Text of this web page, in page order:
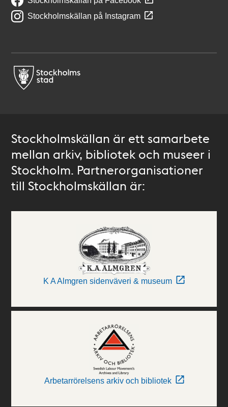
Stockholmskällan på Instagram
Stockholmskällan är ett samarbete
mellan arkiv, bibliotek och museer i
Stockholm. Partnerorganisationer
till Stockholmskällan är:
K A Almgren sidenväveri & museum
Arbetarrörelsens arkiv och bibliotek